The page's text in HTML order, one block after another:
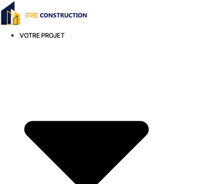
Aller
VOTRE PROJET